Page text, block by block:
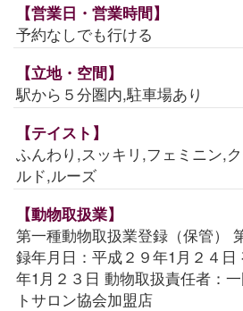
【営業日・営業時間】
予約なしでも行ける
【立地・空間】
駅から５分圏内,駐車場あり
【テイスト】
ふんわり,スッキリ,フェミニン,
ルド,ルーズ
【動物取扱業】
第一種動物取扱業登録（保管）
録年月日：平成２９年1月２４日
年1月２３日 動物取扱責任者：
トサロン協会加盟店